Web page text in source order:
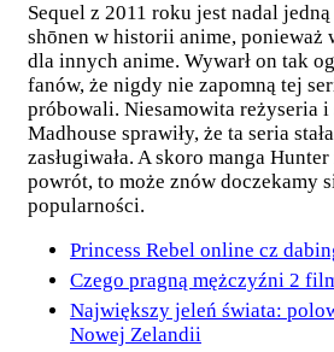
Sequel z 2011 roku jest nadal
shōnen w historii anime, ponieważ
dla innych anime. Wywarł on tak
fanów, że nigdy nie zapomną tej
próbowali. Niesamowita reżyseria
Madhouse sprawiły, że ta seria
zasługiwała. A skoro manga
powrót, to może znów doczekamy
popularności.
Princess Rebel online cz
Czego pragną mężczyźni 2
Największy jeleń świata:
Nowej Zelandii